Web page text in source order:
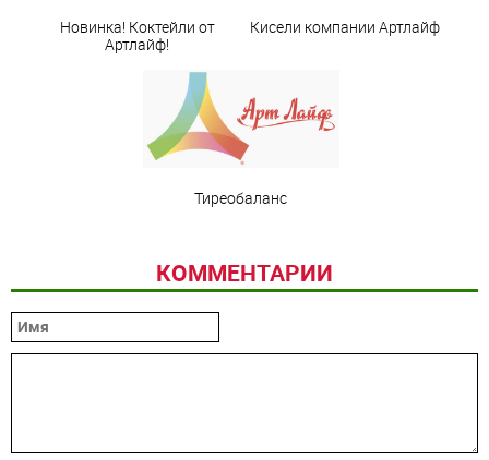
Новинка! Коктейли от
Артлайф!
Кисели компании Артлайф
Тиреобаланс
КОММЕНТАРИИ